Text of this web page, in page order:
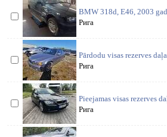
BMW 318d, E46, 2003
Рига
Pārdodu visas rezerves
Рига
Pieejamas visas rezerves
Рига